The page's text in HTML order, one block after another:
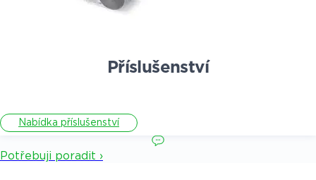
Příslušenství
Nabídka příslušenství
Potřebuji poradit ›